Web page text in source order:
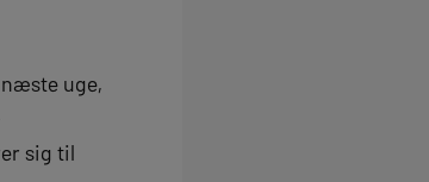
uge,
sig til